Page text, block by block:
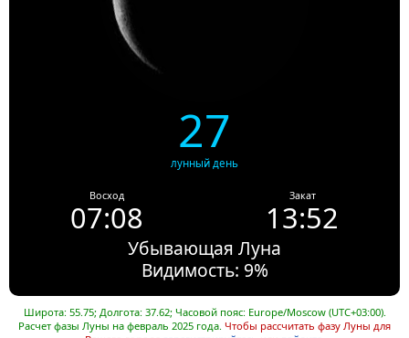
27
лунный день
Восход
07:08
Закат
13:52
Убывающая Луна
Видимость: 9%
Широта: 55.75; Долгота: 37.62; Часовой пояс: Europe/Moscow (UTC+03:00).
Расчет фазы Луны на февраль 2025 года. Чтобы рассчитать фазу Луны для